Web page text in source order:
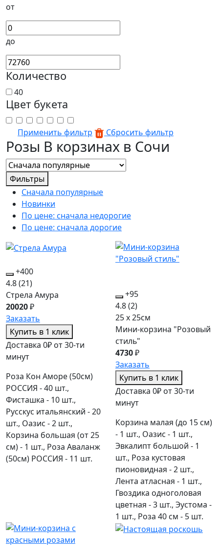
от
до
Количество
40
Цвет букета
Применить фильтр Сбросить фильтр
Розы В корзинах в Сочи
Фильтры
Сначала популярные
Новинки
По цене: сначала недорогие
По цене: сначала дорогие
+400
4.8(21)
Стрела Амура
20020₽
Заказать
Купить в 1 клик
Доставка 0₽ от 30-ти
минут
Роза Кон Аморе (50см)
РОССИЯ - 40 шт.,
Фисташка - 10 шт.,
Русскус итальянский - 20
шт., Оазис - 2 шт.,
Корзина большая (от 25
см) - 1 шт., Роза Аваланж
(50см) РОССИЯ - 11 шт.
+95
4.8(2)
25 x 25см
Мини-корзина "Розовый
стиль"
4730₽
Заказать
Купить в 1 клик
Доставка 0₽ от 30-ти
минут
Корзина малая (до 15 см)
- 1 шт., Оазис - 1 шт.,
Эвкалипт большой - 1
шт., Роза кустовая
пионовидная - 2 шт.,
Лента атласная - 1 шт.,
Гвоздика одноголовая
цветная - 3 шт., Эустома -
1 шт., Роза 40 см - 5 шт.